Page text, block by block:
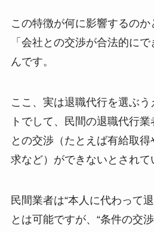
この特徴が何に影響するのか
「会社との交渉が合法的に
んです。
ここ、実は退職代行を選ぶ
トでして、民間の退職代行
との交渉（たとえば有給取
求など）ができないとされて
民間業者は“本人に代わって
とは可能ですが、“条件の交